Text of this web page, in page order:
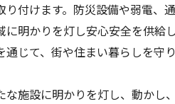
り付けます。防災設備や弱電、
に明かりを灯し安心安全を供給
通じて、街や住まい暮らしを守り
な施設に明かりを灯し、動かし